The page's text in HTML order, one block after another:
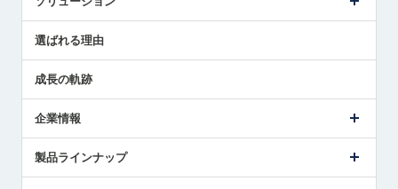
解決策提案
選ばれる理由
成長の軌跡
企業情報
ごあいさつ
製品ラインナップ